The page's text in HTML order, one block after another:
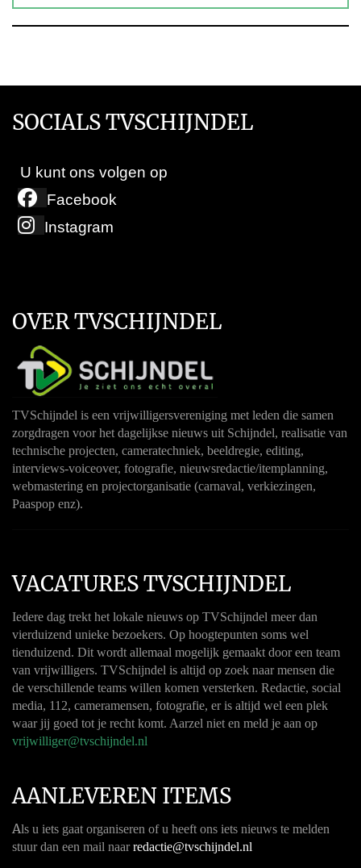
SOCIALS TVSCHIJNDEL
U kunt ons volgen op
Facebook
Instagram
OVER TVSCHIJNDEL
TVSchijndel is een vrijwilligersvereniging met leden die samen
zorgdragen voor het dagelijkse nieuws uit Schijndel, realisatie van
technische projecten, cameratechniek, beeldregie, editing,
interviews-voiceover, fotografie, nieuwsredactie/itemplanning,
webmastering en projectorganisatie (carnaval, verkiezingen,
Paaspop enz).
VACATURES TVSCHIJNDEL
Iedere dag trekt het lokale nieuws op TVSchijndel meer dan
vierduizend unieke bezoekers. Op hoogtepunten soms wel
tienduizend. Dit wordt allemaal mogelijk gemaakt door een team
van vrijwilligers. TVSchijndel is altijd op zoek naar mensen die
de verschillende teams willen komen versterken. Redactie, social
media, 112, cameramensen, fotografie, er is altijd wel een plek
waar jij goed tot je recht komt. Aarzel niet en meld je aan op
vrijwilliger@tvschijndel.nl
AANLEVEREN ITEMS
Als u iets gaat organiseren of u heeft ons iets nieuws te melden
stuur dan een mail naar redactie@tvschijndel.nl